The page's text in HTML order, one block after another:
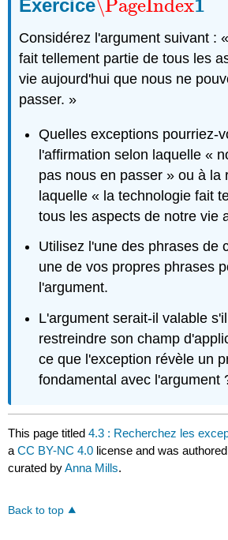
Exercice\PageIndex1
\PageIndex1
Considérez l'argument suivant :
fait tellement partie de tous les
vie aujourd'hui que nous ne
passer. »
Quelles exceptions pourriez-
l'affirmation selon laquelle «
pas nous en passer » ou à la
laquelle « la technologie fait
tous les aspects de notre vie
Utilisez l'une des phrases de
une de vos propres phrases
l'argument.
L'argument serait-il valable
restreindre son champ
ce que l'exception révèle un
fondamental avec l'argument
This page titled4.3 : Recherchez les
aCC BY-NC 4.0 license and was
curated byAnna Mills.
Back to top